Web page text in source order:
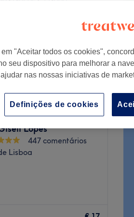
€ 14
Naus, Loja 3C, em Lisboa.
horários entre as 8h00
Lopes
447 comentários
Lisboa
"Aceitar todos os cookies",
seu dispositivo para melhorar a
nas nossas iniciativas de
Definições de cookies